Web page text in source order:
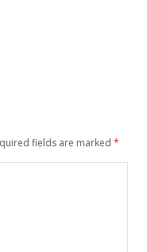
fields are marked *